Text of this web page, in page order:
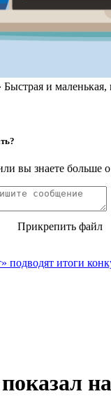
Быстрая и
или вы знаете
Прикрепить файл
подводят итоги